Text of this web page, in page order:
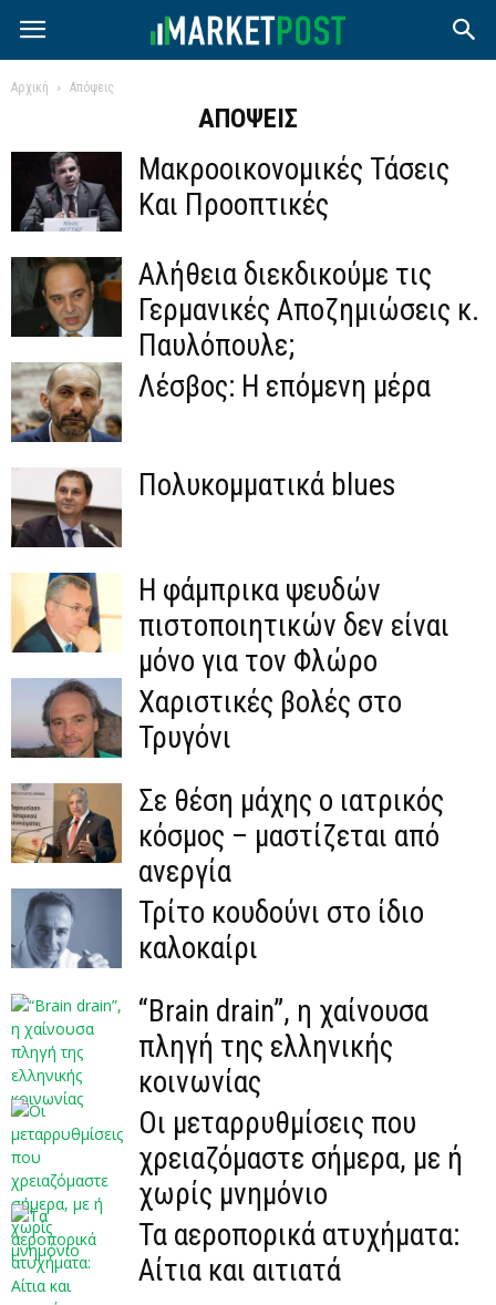
Αρχική Απόψεις
ΑΠΌΨΕΙΣ
Μακροοικονομικές Τάσεις
Και Προοπτικές
Αλήθεια διεκδικούμε τις
Γερμανικές Αποζημιώσεις κ.
Παυλόπουλε;
Λέσβος: Η επόμενη μέρα
Πολυκομματικά blues
Η φάμπρικα ψευδών
πιστοποιητικών δεν είναι
μόνο για τον Φλώρο
Χαριστικές βολές στο
Τρυγόνι
Σε θέση μάχης ο ιατρικός
κόσμος – μαστίζεται από
ανεργία
Τρίτο κουδούνι στο ίδιο
καλοκαίρι
“Brain drain”, η χαίνουσα
πληγή της ελληνικής
κοινωνίας
Οι μεταρρυθμίσεις που
χρειαζόμαστε σήμερα, με ή
χωρίς μνημόνιο
Τα αεροπορικά ατυχήματα:
Αίτια και αιτιατά